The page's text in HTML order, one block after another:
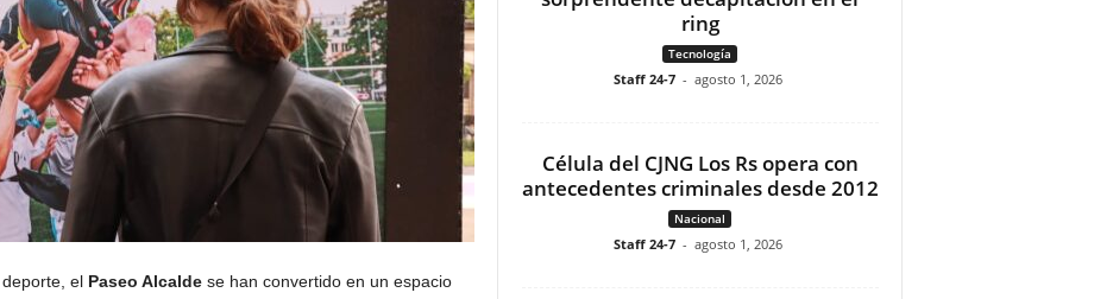
el Paseo Alcaldese han convertido en un espacio
ring
Tecnología
Staff 24-7 - agosto 1, 2026
Célula del CJNG Los Rs opera con
antecedentes criminales desde 2012
Nacional
Staff 24-7 - agosto 1, 2026